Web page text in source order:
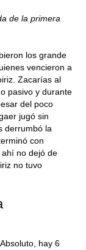
de la primera
los grande
vencieron a
Zacarías al
pasivo y durante
del poco
jugó sin
derrumbó la
con
no dejó de
no tuvo
hay 6